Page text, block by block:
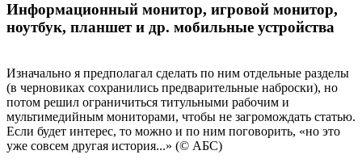
Информационный монитор, игровой монитор,
ноутбук, планшет и др. мобильные устройства
Изначально я предполагал сделать по ним отдельные разделы
(в черновиках сохранились предварительные наброски), но
потом решил ограничиться титульными рабочим и
мультимедийным мониторами, чтобы не загромождать статью.
Если будет интерес, то можно и по ним поговорить, «но это
уже совсем другая история...» (© АБС)